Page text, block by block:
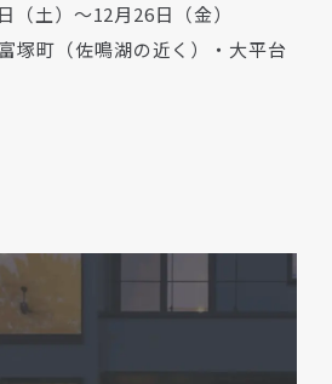
（土）～12月26日（金）
塚町（佐鳴湖の近く）・大平台